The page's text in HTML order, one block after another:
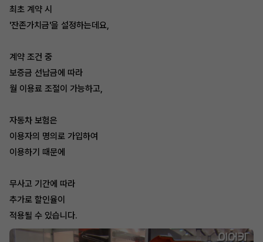
최초 계약 시
'잔존가치금'을 설정하는데요,
계약 조건 중
보증금 선납금에 따라
월 이용료 조절이 가능하고,
자동차 보험은
이용자의 명의로 가입하여
이용하기 때문에
무사고 기간에 따라
추가로 할인율이
적용될 수 있습니다.